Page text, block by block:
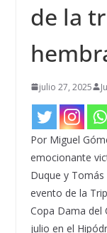
de la
julio 27, 2025
Por Miguel
emocionante
Duque y
evento de la
Copa Dama del
julio en el